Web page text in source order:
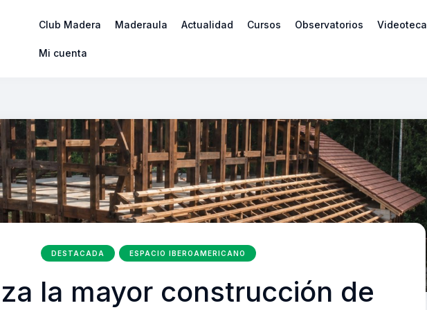
Club Madera Maderaula Actualidad Cursos Observatorios Videoteca
Mi cuenta
DESTACADA ESPACIO IBEROAMERICANO
la mayor construcción de